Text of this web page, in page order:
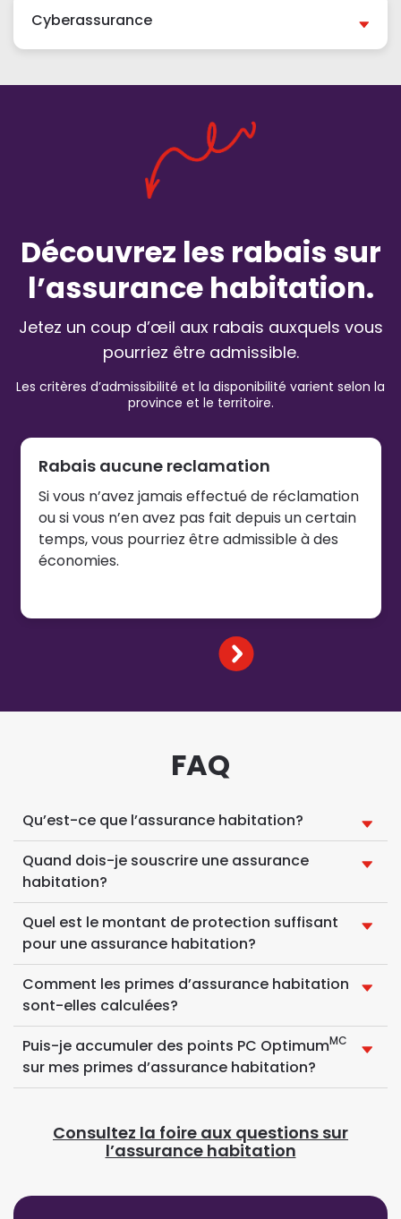
Cyberassurance
Découvrez les rabais sur
l’assurance habitation.
Jetez un coup d’œil aux rabais auxquels vous
pourriez être admissible.
Les critères d’admissibilité et la disponibilité varient selon la
province et le territoire.
Rabais aucune reclamation
Si vous n’avez jamais effectué de réclamation
ou si vous n’en avez pas fait depuis un certain
temps, vous pourriez être admissible à des
économies.
FAQ
Qu’est-ce que l’assurance habitation?
Quand dois-je souscrire une assurance
habitation?
Quel est le montant de protection suffisant
pour une assurance habitation?
Comment les primes d’assurance habitation
sont-elles calculées?
Puis-je accumuler des points PC OptimumMC
sur mes primes d’assurance habitation?
Consultez la foire aux questions sur
l’assurance habitation